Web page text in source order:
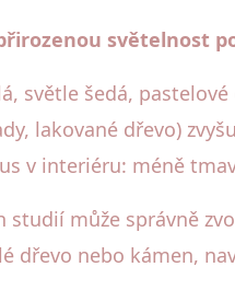
světelnost
světle šedá,
lakované dřevo)
v interiéru: méně
studií může správně
dřevo nebo kámen,